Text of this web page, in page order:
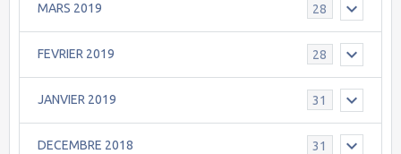
MARS 2019 28
FEVRIER 2019 28
JANVIER 2019 31
DECEMBRE 2018 31